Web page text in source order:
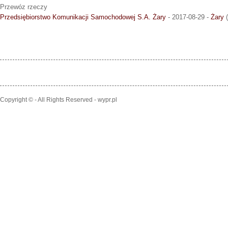
Przewóz rzeczy
Przedsiębiorstwo Komunikacji Samochodowej S.A. Żary - 2017-08-29 - Żary (
Copyright © - All Rights Reserved - wypr.pl